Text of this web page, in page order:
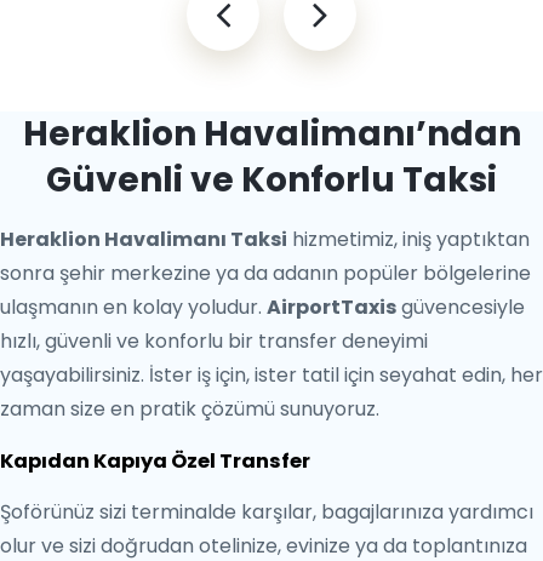
Heraklion Havalimanı’ndan
Güvenli ve Konforlu Taksi
Heraklion Havalimanı Taksi hizmetimiz, iniş yaptıktan
sonra şehir merkezine ya da adanın popüler bölgelerine
ulaşmanın en kolay yoludur. AirportTaxisgüvencesiyle
hızlı, güvenli ve konforlu bir transfer deneyimi
yaşayabilirsiniz. İster iş için, ister tatil için seyahat edin, her
zaman size en pratik çözümü sunuyoruz.
Kapıdan Kapıya Özel Transfer
Şoförünüz sizi terminalde karşılar, bagajlarınıza yardımcı
olur ve sizi doğrudan otelinize, evinize ya da toplantınıza